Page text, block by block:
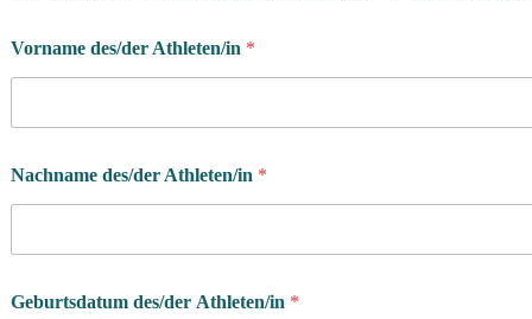
E
r
h
u
n
s
e
Vorname des/der Athleten/in *
Nachname des/der Athleten/in *
Geburtsdatum des/der Athleten/in *